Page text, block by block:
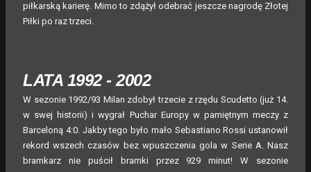
piłkarską karierę. Mimo to zdążył odebrać jeszcze nagrodę Złotej
Piłki po raz trzeci.
LATA 1992 - 2002
W sezonie 1992/93 Milan zdobył trzecie z rzędu Scudetto (już 14.
w swej historii) i wygrał Puchar Europy w pamiętnym meczy z
Barceloną 4:0. Jakby tego było mało Sebastiano Rossi ustanowił
rekord wszech czasów bez wpuszczenia gola w Serie A. Nasz
bramkarz nie puścił bramki przez 929 minut! W sezonie